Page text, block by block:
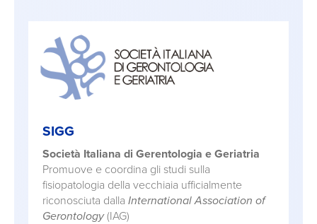
SIGG
Società Italiana di Gerentologia e Geriatria
Promuove e coordina gli studi sulla
fisiopatologia della vecchiaia ufficialmente
riconosciuta dalla International Association of
Gerontology(IAG)